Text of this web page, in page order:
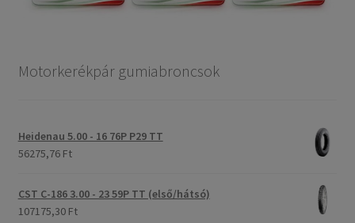
Motorkerékpár gumiabroncsok
Heidenau 5.00 - 16 76P P29 TT
56275,76 Ft
CST C-186 3.00 - 23 59P TT (első/hátsó)
107175,30 Ft